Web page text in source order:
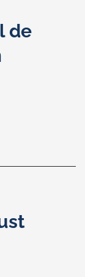
de